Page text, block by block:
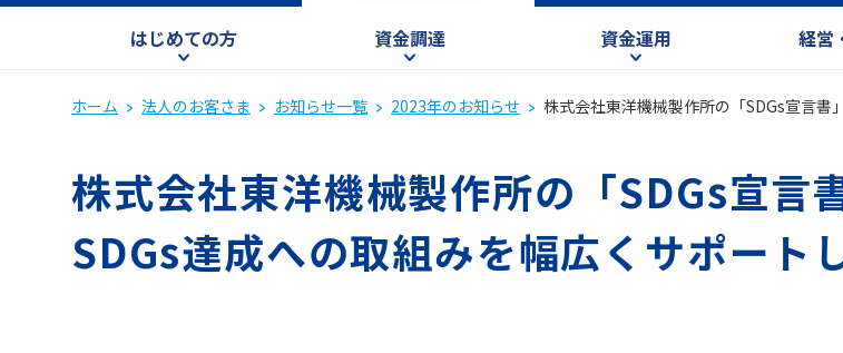
はじめての方 資金調達 資金運用 経営
ホーム 法人のお客さま お知らせ一覧 2023年のお知らせ 株式会社東洋機械製作所の「SDGs宣言書
株式会社東洋機械製作所の「SDGs宣言
SDGs達成への取組みを幅広くサポート